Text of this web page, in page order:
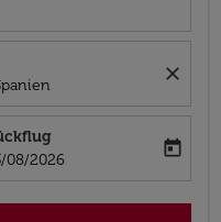
close
return-date-aria-label
08/2026
today